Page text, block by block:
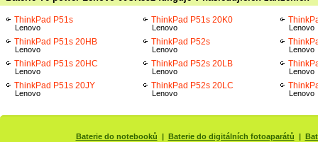
ThinkPad P51s
Lenovo
ThinkPad P51s 20HB
Lenovo
ThinkPad P51s 20HC
Lenovo
ThinkPad P51s 20JY
Lenovo
ThinkPad P51s 20K0
Lenovo
ThinkPad P52s
Lenovo
ThinkPad P52s 20LB
Lenovo
ThinkPad P52s 20LC
Lenovo
Lenovo
Lenovo
Lenovo
Lenovo
Baterie do notebooků | Baterie do digitálních fotoaparátů |